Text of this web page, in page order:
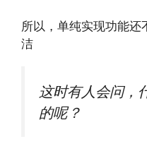
所以，单纯实现功能
洁
这时有人会问，
的呢？